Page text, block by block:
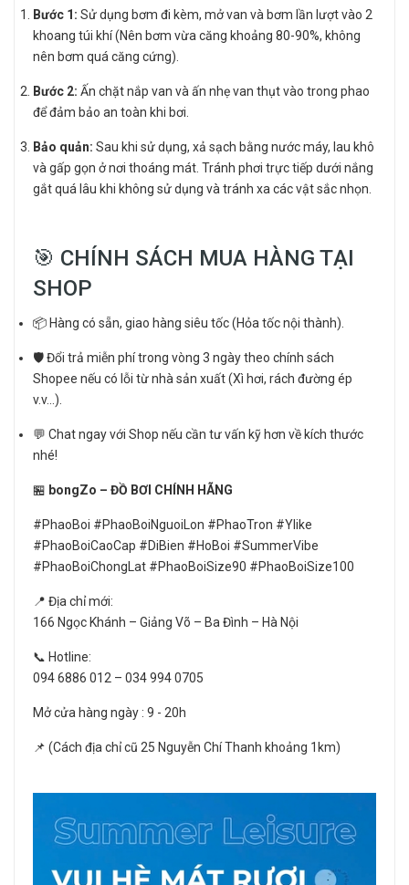
Bước 1: Sử dụng bơm đi kèm, mở van và bơm lần lượt vào 2
khoang túi khí (Nên bơm vừa căng khoảng 80-90%, không
nên bơm quá căng cứng).
Bước 2: Ấn chặt nắp van và ấn nhẹ van thụt vào trong phao
để đảm bảo an toàn khi bơi.
Bảo quản: Sau khi sử dụng, xả sạch bằng nước máy, lau khô
và gấp gọn ở nơi thoáng mát. Tránh phơi trực tiếp dưới nắng
gắt quá lâu khi không sử dụng và tránh xa các vật sắc nhọn.
🎯 CHÍNH SÁCH MUA HÀNG TẠI
SHOP
📦 Hàng có sẵn, giao hàng siêu tốc (Hỏa tốc nội thành).
🛡️ Đổi trả miễn phí trong vòng 3 ngày theo chính sách
Shopee nếu có lỗi từ nhà sản xuất (Xì hơi, rách đường ép
v.v...).
💬 Chat ngay với Shop nếu cần tư vấn kỹ hơn về kích thước
nhé!
🏪 bongZo – ĐỒ BƠI CHÍNH HÃNG
#PhaoBoi #PhaoBoiNguoiLon #PhaoTron #Ylike
#PhaoBoiCaoCap #DiBien #HoBoi #SummerVibe
#PhaoBoiChongLat #PhaoBoiSize90 #PhaoBoiSize100
📍 Địa chỉ mới:
166 Ngọc Khánh – Giảng Võ – Ba Đình – Hà Nội
📞 Hotline:
094 6886 012 – 034 994 0705
Mở cửa hàng ngày : 9 - 20h
📌 (Cách địa chỉ cũ 25 Nguyễn Chí Thanh khoảng 1km)